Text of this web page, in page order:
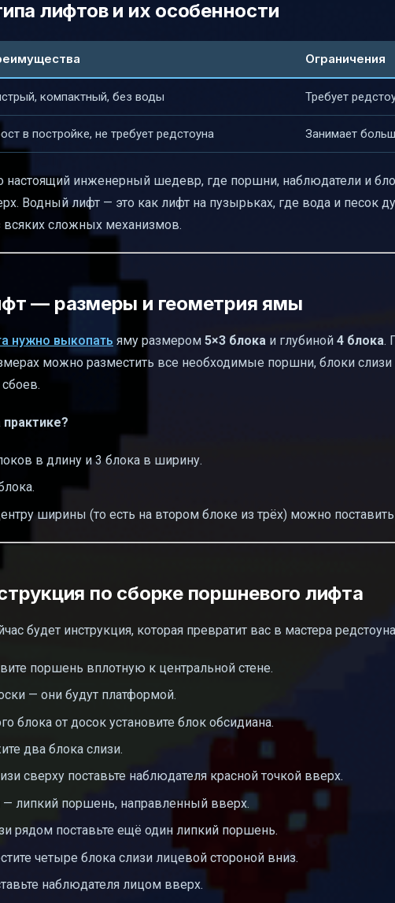
лифтов и их особенности
Ограничения
компактный, без воды Требует
в постройке, не требует редстоуна Занимает
инженерный шедевр, где поршни, наблюдатели и
Водный лифт — это как лифт на пузырьках, где вода и песок
сложных механизмов.
— размеры и геометрия ямы
нужно выкопать яму размером 5×3 блока и глубиной 4 блока.
можно разместить все необходимые поршни, блоки
в длину и 3 блока в ширину.
ширины (то есть на втором блоке из трёх) можно
по сборке поршневого лифта
будет инструкция, которая превратит вас в мастера
поршень вплотную к центральной стене.
— они будут платформой.
блока от досок установите блок обсидиана.
два блока слизи.
сверху поставьте наблюдателя красной точкой вверх.
липкий поршень, направленный вверх.
рядом поставьте ещё один липкий поршень.
четыре блока слизи лицевой стороной вниз.
наблюдателя лицом вверх.